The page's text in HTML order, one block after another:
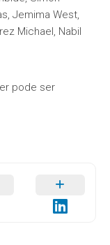
Jemima West,
Michael, Nabil
pode ser